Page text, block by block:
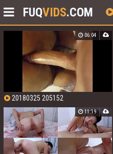
FUQVIDS.COM
20180325 205152
06:04
11:19